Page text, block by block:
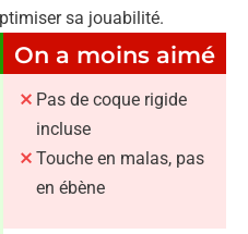
sa jouabilité.
On a moins aimé
Pas de coque rigide
incluse
Touche en malas, pas
en ébène